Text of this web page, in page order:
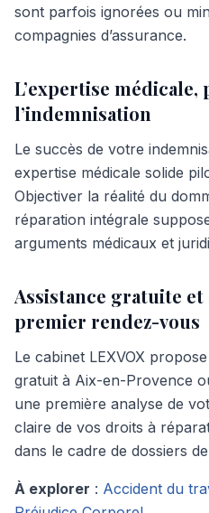
sont parfois ignorées ou
compagnies d’assurance.
L’expertise médicale,
l’indemnisation
Le succès de votre
expertise médicale solide
Objectiver la réalité du
réparation intégrale
arguments médicaux et
Assistance gratuite et
premier rendez-vous
Le cabinet LEXVOX
gratuit à Aix-en-Provence
une première analyse de
claire de vos droits à
dans le cadre de dossiers
À explorer : Accident du